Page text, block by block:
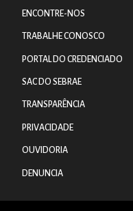
ENCONTRE-NOS
TRABALHE CONOSCO
PORTAL DO CREDENCIADO
SAC DO SEBRAE
TRANSPARÊNCIA
PRIVACIDADE
OUVIDORIA
DENUNCIA